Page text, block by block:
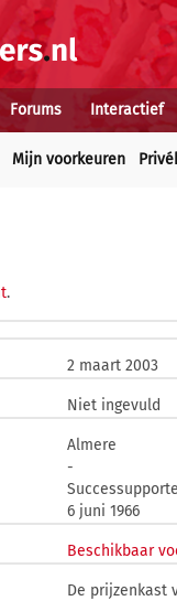
Forums Interactief
Mijn voorkeuren
.
2 maart 2003
Niet ingevuld
Almere
-
6 juni 1966
Beschikbaar
De prijzenkast